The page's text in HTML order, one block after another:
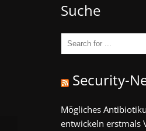
Suche
Security-
Mögliches
entwickeln erstmals